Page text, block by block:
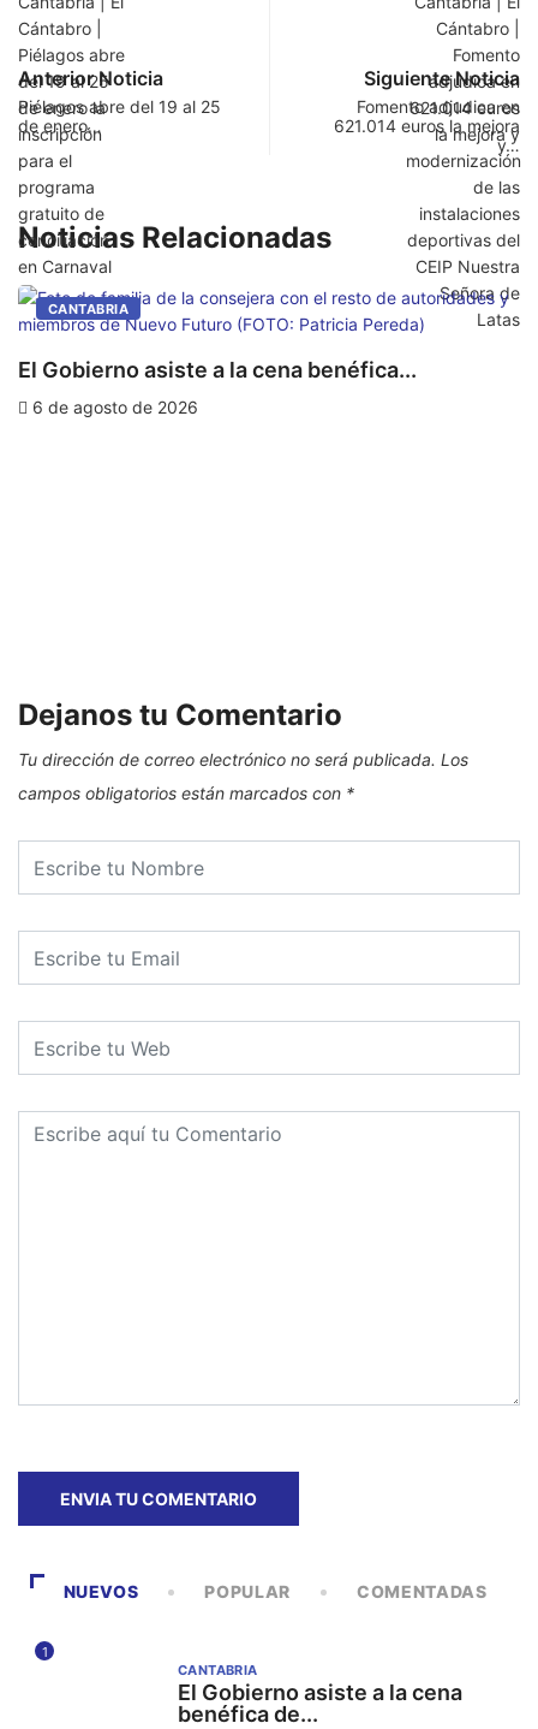
Anterior Noticia
Piélagos abre del 19 al 25
de enero…
Siguiente Noticia
Fomento adjudica en
621.014 euros la mejora
y…
Noticias Relacionadas
CANTABRIA
El Gobierno asiste a la cena benéfica...
6 de agosto de 2026
Dejanos tu Comentario
Tu dirección de correo electrónico no será publicada. Los
campos obligatorios están marcados con *
NUEVOS POPULAR COMENTADAS
1
CANTABRIA
El Gobierno asiste a la cena
benéfica de...